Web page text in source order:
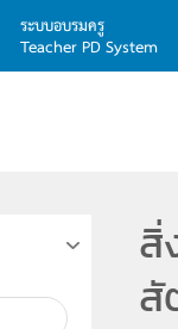
ระบบอบรมครู
Teacher PD System
สิ่
สั